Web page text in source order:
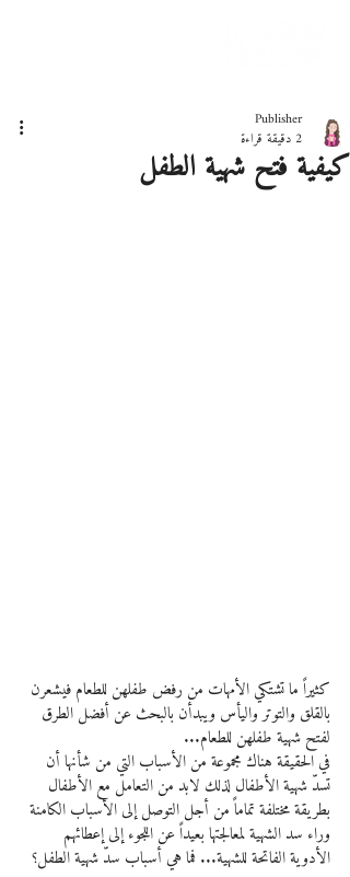
كيفية فتح شهية الطفل
Publisher
2 دقيقة قراءة
كثيراً ما تشتكي الأمهات من رفض طفلهن للطعام فيشعرن
بالقلق والتوتر واليأس ويبدأن بالبحث عن أفضل الطرق
لفتح شهية طفلهن للطعام...
في الحقيقة هناك مجموعة من الأسباب التي من شأنها أن
تسدّ شهية الأطفال لذلك لابد من التعامل مع الأطفال
بطريقة مختلفة تماماً من أجل التوصل إلى الأسباب الكامنة
وراء سد الشهية لمعالجتها بعيداً عن اللجوء إلى إعطائهم
الأدوية الفاتحة للشهية... فما هي أسباب سدّ شهية الطفل؟